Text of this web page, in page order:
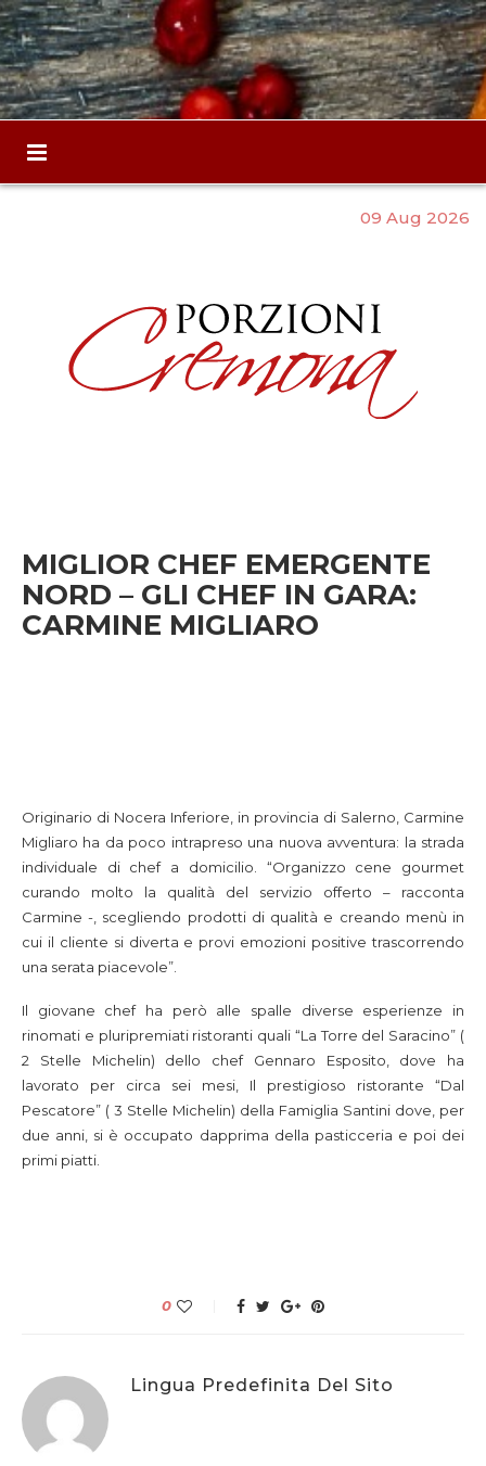
09 Aug 2026
MIGLIOR CHEF EMERGENTE
NORD – GLI CHEF IN GARA:
CARMINE MIGLIARO
Originario di Nocera Inferiore, in provincia di Salerno, Carmine
Migliaro ha da poco intrapreso una nuova avventura: la strada
individuale di chef a domicilio. “Organizzo cene gourmet
curando molto la qualità del servizio offerto – racconta
Carmine -, scegliendo prodotti di qualità e creando menù in
cui il cliente si diverta e provi emozioni positive trascorrendo
una serata piacevole”.
Il giovane chef ha però alle spalle diverse esperienze in
rinomati e pluripremiati ristoranti quali “La Torre del Saracino” (
2 Stelle Michelin) dello chef Gennaro Esposito, dove ha
lavorato per circa sei mesi, Il prestigioso ristorante “Dal
Pescatore” ( 3 Stelle Michelin) della Famiglia Santini dove, per
due anni, si è occupato dapprima della pasticceria e poi dei
primi piatti.
0
Lingua Predefinita Del Sito